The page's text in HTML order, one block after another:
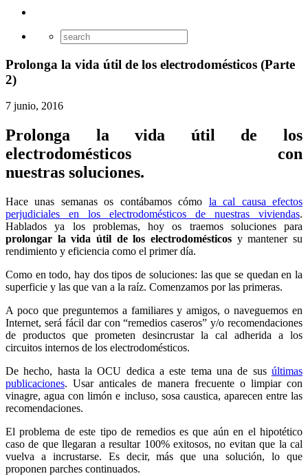
Prolonga la vida útil de los electrodomésticos (Parte
2)
7 junio, 2016
Prolonga la vida útil de los
electrodomésticos con
nuestras soluciones.
Hace unas semanas os contábamos cómo la cal causa efectos
perjudiciales en los electrodomésticos de nuestras viviendas.
Hablados ya los problemas, hoy os traemos soluciones para
prolongar la vida útil de los electrodomésticos y mantener su
rendimiento y eficiencia como el primer día.
Como en todo, hay dos tipos de soluciones: las que se quedan en la
superficie y las que van a la raíz. Comenzamos por las primeras.
A poco que preguntemos a familiares y amigos, o naveguemos en
Internet, será fácil dar con “remedios caseros” y/o recomendaciones
de productos que prometen desincrustar la cal adherida a los
circuitos internos de los electrodomésticos.
De hecho, hasta la OCU dedica a este tema una de sus últimas
publicaciones. Usar anticales de manera frecuente o limpiar con
vinagre, agua con limón e incluso, sosa caustica, aparecen entre las
recomendaciones.
El problema de este tipo de remedios es que aún en el hipotético
caso de que llegaran a resultar 100% exitosos, no evitan que la cal
vuelva a incrustarse. Es decir, más que una solución, lo que
proponen parches continuados.